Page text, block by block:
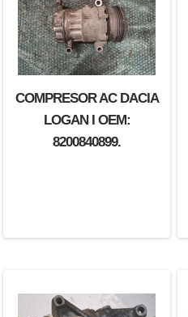
COMPRESOR AC DACIA
LOGAN I OEM:
8200840899.